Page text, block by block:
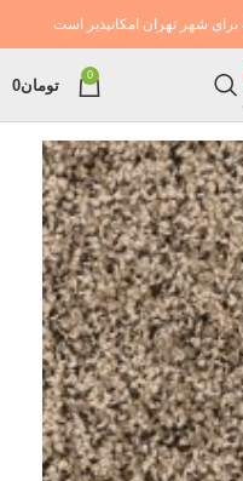
شهر تهران امکانپذیر است
0
تومان0